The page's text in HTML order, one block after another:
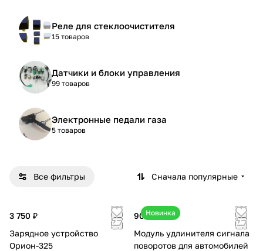
Реле для стеклоочистителя
15 товаров
Датчики и блоки управления
99 товаров
Электронные педали газа
5 товаров
Все фильтры Сначала популярные
3 750 ₽
Зарядное устройство
Орион-325
Новинка
900 ₽
Модуль удлинителя сигнала
поворотов для автомобилей